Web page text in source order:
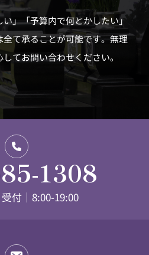
い」「予算内で何とかしたい」
て承ることが可能です。無理
てお問い合わせください。
1308
受付｜8:00-19:00